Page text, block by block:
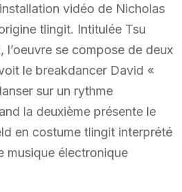
vidéo de Nicholas
tlingit. Intitulée Tsu
l’oeuvre se compose de deux
le breakdancer David «
sur un rythme
la deuxième présente le
en costume tlingit interprété
musique électronique